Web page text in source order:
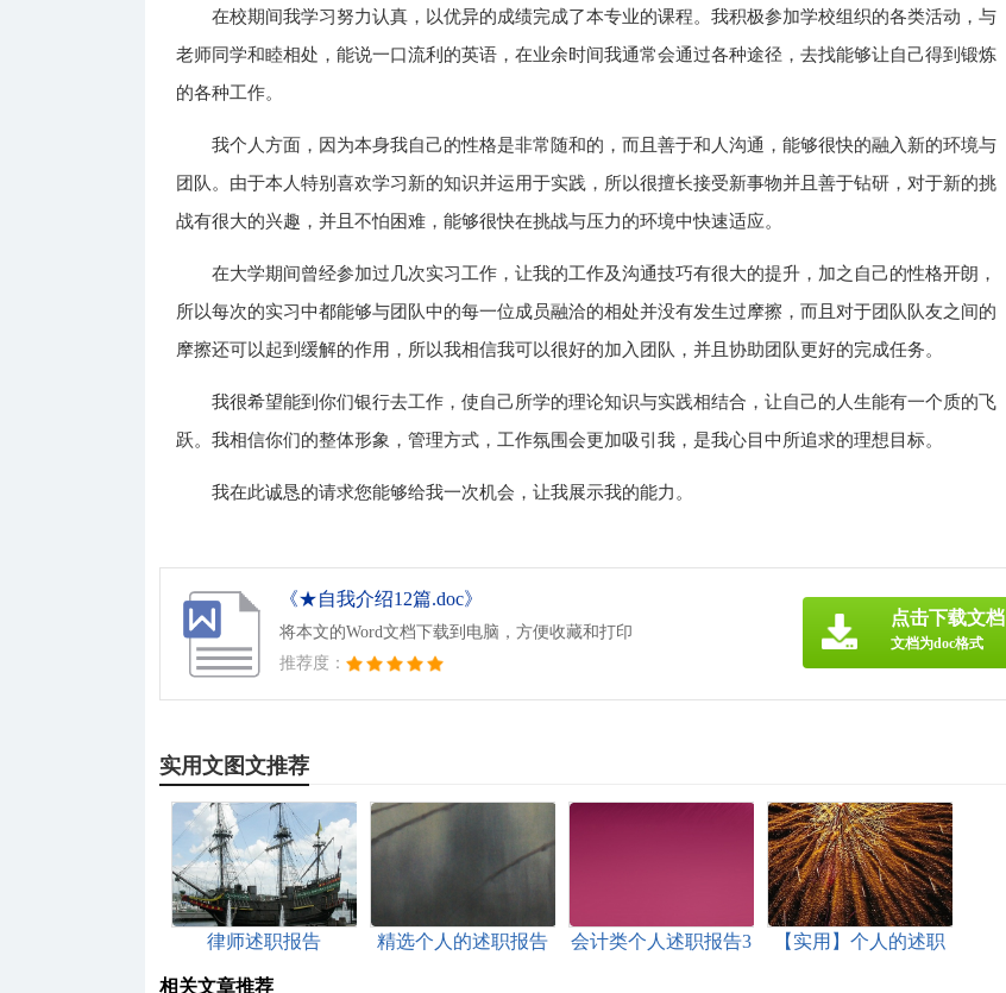
在校期间我学习努力认真，以优异的成绩完成了本专业的课程。我积极参加学校组织的各类活动，与
老师同学和睦相处，能说一口流利的英语，在业余时间我通常会通过各种途径，去找能够让自己得到锻炼
的各种工作。
我个人方面，因为本身我自己的性格是非常随和的，而且善于和人沟通，能够很快的融入新的环境与
团队。由于本人特别喜欢学习新的知识并运用于实践，所以很擅长接受新事物并且善于钻研，对于新的挑
战有很大的兴趣，并且不怕困难，能够很快在挑战与压力的环境中快速适应。
在大学期间曾经参加过几次实习工作，让我的工作及沟通技巧有很大的提升，加之自己的性格开朗，
所以每次的实习中都能够与团队中的每一位成员融洽的相处并没有发生过摩擦，而且对于团队队友之间的
摩擦还可以起到缓解的作用，所以我相信我可以很好的加入团队，并且协助团队更好的完成任务。
我很希望能到你们银行去工作，使自己所学的理论知识与实践相结合，让自己的人生能有一个质的飞
跃。我相信你们的整体形象，管理方式，工作氛围会更加吸引我，是我心目中所追求的理想目标。
我在此诚恳的请求您能够给我一次机会，让我展示我的能力。
《★自我介绍12篇.doc》
将本文的Word文档下载到电脑，方便收藏和打印
推荐度：
点击下载文档
文档为doc格式
实用文图文推荐
律师述职报告
精选个人的述职报告
会计类个人述职报告3
【实用】个人的述职
相关文章推荐